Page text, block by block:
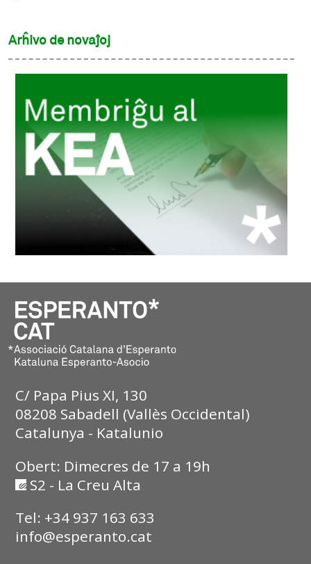
Arĥivo de novaĵoj
C/ Papa Pius XI, 130
08208 Sabadell (Vallès Occidental)
Catalunya - Katalunio
Obert: Dimecres de 17 a 19h
S2 - La Creu Alta
Tel: +34 937 163 633
info@esperanto.cat